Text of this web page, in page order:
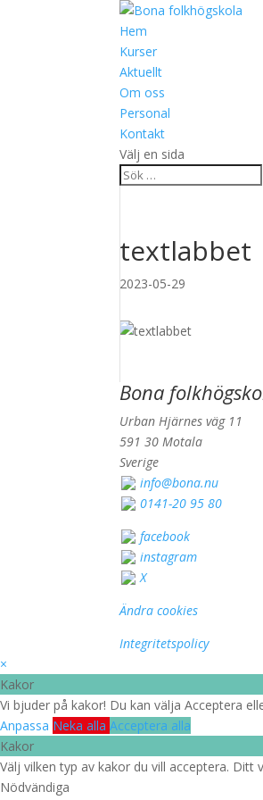
Hem
Kurser
Aktuellt
Om oss
Personal
Kontakt
Välj en sida
textlabbet
2023-05-29
Bona
Urban Hjärnes väg 11
591 30 Motala
Sverige
info@bona.nu
0141-20 95 80
facebook
instagram
X
Ändra cookies
Integritetspolicy
×
Kakor
Vi bjuder på kakor! Du kan välja Acceptera
Anpassa Neka alla Acceptera alla
Kakor
Välj vilken typ av kakor du vill acceptera. Ditt
Nödvändiga